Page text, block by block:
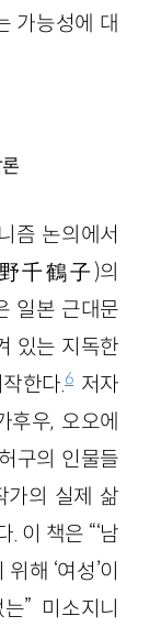
가능성에 대
즘 논의에서
千鶴子)의
일본 근대문
있는 지독한
한다.6저자
후우, 오오에
구의 인물들
가의 실제 삶
이 책은 “‘남
해 ‘여성’이
” 미소지니